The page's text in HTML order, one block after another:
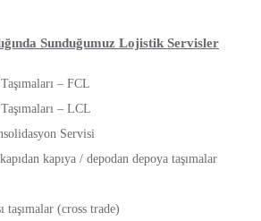
Sunduğumuz Lojistik Servisler
– FCL
– LCL
Servisi
kapıya / depodan depoya taşımalar
taşımalar (cross trade)